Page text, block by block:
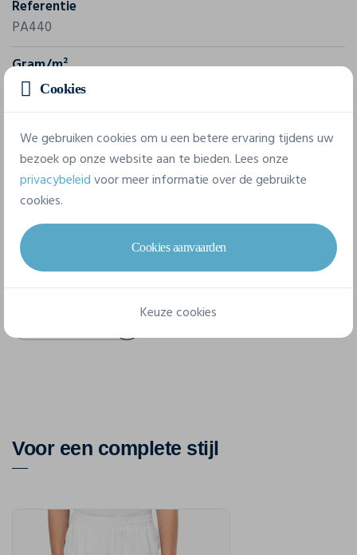
Referentie
PA440
Gram/m²
140 g/m²
100% Polyester
4 beschikbare maten
6/8 jaar
Voor een complete stijl
Cookies
We gebruiken cookies om u een betere ervaring tijdens uw
bezoek op onze website aan te bieden. Lees onze
privacybeleidvoor meer informatie over de gebruikte
cookies.
Cookies aanvaarden
Keuze cookies